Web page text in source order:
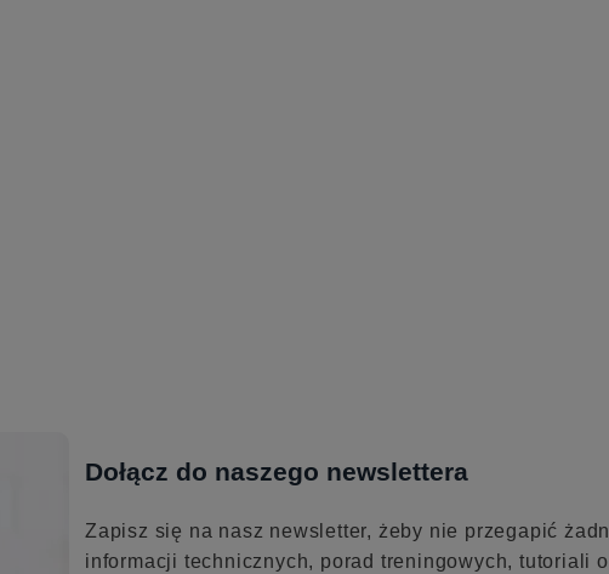
Dołącz do naszego newslettera
Zapisz się na nasz newsletter, żeby nie przegapić
informacji technicznych, porad treningowych, tutoriali